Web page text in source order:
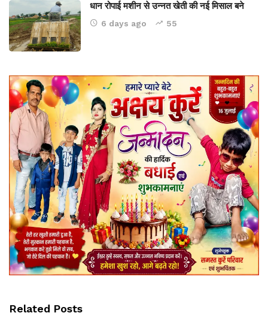
धान रोपाई मशीन से उन्नत खेती की नई मिसाल बने
6 days ago 55
Related Posts